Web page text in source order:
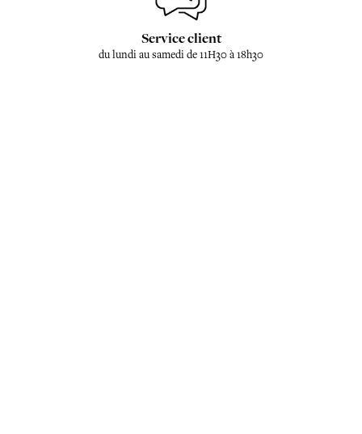
Service client
du lundi au samedi de 11H30 à 18h30